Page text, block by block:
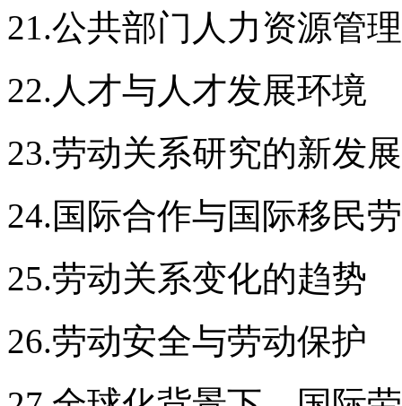
21.公共部门人力资源管理
22.人才与人才发展环境
23.劳动关系研究的新发展
24.国际合作与国际移民
25.劳动关系变化的趋势
26.劳动安全与劳动保护